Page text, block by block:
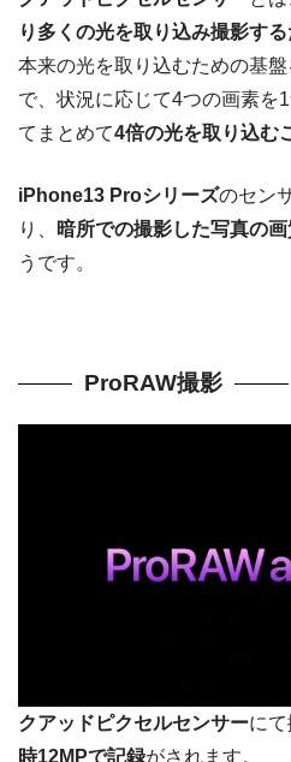
り多くの光を取り込み撮影す
本来の光を取り込むための基
で、状況に応じて4つの画素を
てまとめて4倍の光を取り込む
iPhone13 Proシリーズのセン
り、
暗所での撮影した写真の
うです。
ProRAW撮影
クアッドピクセルセンサーにて
時12MPで記録がされます。